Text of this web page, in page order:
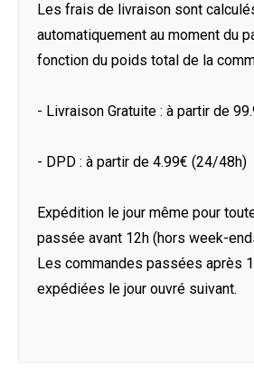
Les frais de livraison sont
automatiquement au moment du
fonction du poids total de la
- Livraison Gratuite : à partir de
- DPD : à partir de 4.99€ (24/48h)
Expédition le jour même pour
passée avant 12h (hors week-
Les commandes passées après
expédiées le jour ouvré suivant.